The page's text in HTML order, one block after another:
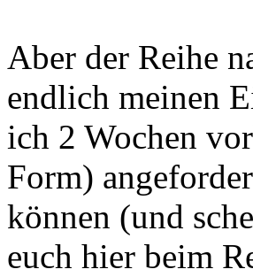
Aber der Reihe
endlich meinen
ich 2 Wochen
Form)
können (und
euch hier beim